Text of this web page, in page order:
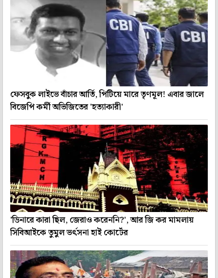
ফেসবুক লাইভে বাঁচার আর্তি, পিটিয়ে মারে তৃণমূল! এবার জালে
বিজেপি কর্মী অভিজিতের 'হত্যাকারী'
'ডিনারে কারা ছিল, জেরাও করেননি?', আর জি কর মামলায়
সিবিআইকে তুমুল ভর্ৎসনা হাই কোর্টের